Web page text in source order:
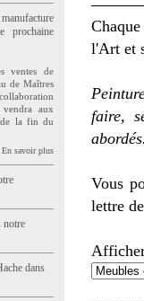
prochaine
ventes de
de Maîtres
vendra aux
de la fin du
En savoir plus
notre
dans
l'Art et
faire,
Vous
lettre